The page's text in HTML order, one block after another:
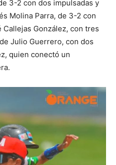
3-2 con dos impulsadas y
Molina Parra, de 3-2 con
González, con tres
Julio Guerrero, con dos
quien conectó un